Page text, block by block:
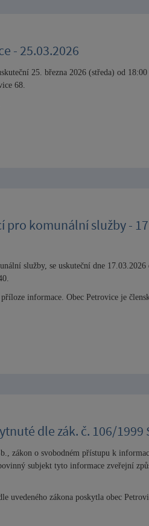
- 25.03.2026
25. března 2026 (středa) od
68.
pro komunální služby -
služby, se uskuteční dne
informace. Obec Petrovice je
dle zák. č. 106/1999
zákon o svobodném přístupu k
subjekt tyto informace zveřejní
uvedeného zákona poskytla obec